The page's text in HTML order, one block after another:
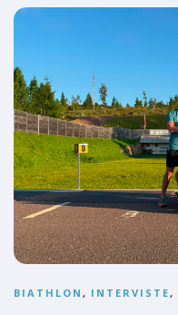
BIATHLON , INTERVISTE,